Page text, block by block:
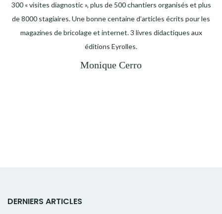
300 « visites diagnostic », plus de 500 chantiers organisés et plus
de 8000 stagiaires. Une bonne centaine d’articles écrits pour les
magazines de bricolage et internet. 3 livres didactiques aux
éditions Eyrolles.
Monique Cerro
DERNIERS ARTICLES